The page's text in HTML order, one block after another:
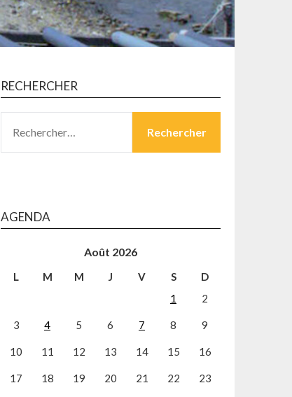
RECHERCHER
AGENDA
Août 2026
L M M J V S
D
1
2
3 4 5 6 7 8 9
10 11 12 13 14 15 16
17 18 19 20 21 22 23